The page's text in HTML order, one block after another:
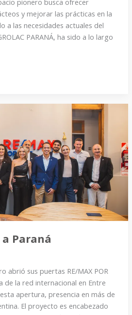
pionero busca ofrecer
y mejorar las prácticas en la
a las necesidades actuales del
PARANÁ, ha sido a lo largo
a Paraná
abrió sus puertas RE/MAX POR
de la red internacional en Entre
apertura, presencia en más de
El proyecto es encabezado